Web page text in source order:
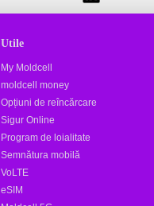
Utile
My Moldcell
moldcell money
Opțiuni de reîncărcare
Sigur Online
Program de loialitate
Semnătura mobilă
VoLTE
eSIM